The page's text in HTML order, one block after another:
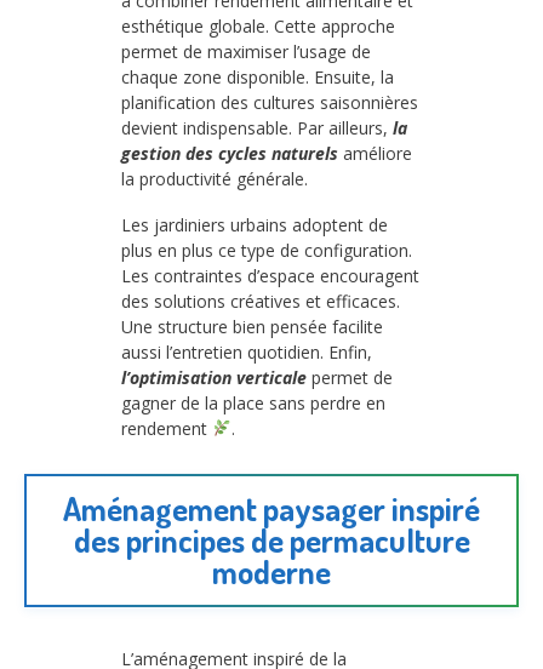
esthétique globale. Cette approche
permet de maximiser l’usage de
chaque zone disponible. Ensuite, la
planification des cultures saisonnières
devient indispensable. Par ailleurs, la
gestion des cycles naturels améliore
la productivité générale.
Les jardiniers urbains adoptent de
plus en plus ce type de configuration.
Les contraintes d’espace encouragent
des solutions créatives et efficaces.
Une structure bien pensée facilite
aussi l’entretien quotidien. Enfin,
l’optimisation verticale permet de
gagner de la place sans perdre en
rendement
.
Aménagement paysager inspiré
des principes de permaculture
moderne
L’aménagement inspiré de la